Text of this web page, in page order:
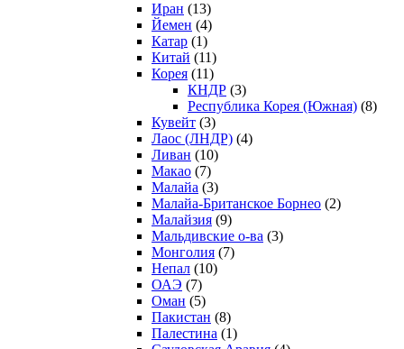
Иран (13)
Йемен (4)
Катар (1)
Китай (11)
Корея (11)
КНДР (3)
Республика Корея (Южная) (8)
Кувейт (3)
Лаос (ЛНДР) (4)
Ливан (10)
Макао (7)
Малайа (3)
Малайа-Британское Борнео (2)
Малайзия (9)
Мальдивские о-ва (3)
Монголия (7)
Непал (10)
ОАЭ (7)
Оман (5)
Пакистан (8)
Палестина (1)